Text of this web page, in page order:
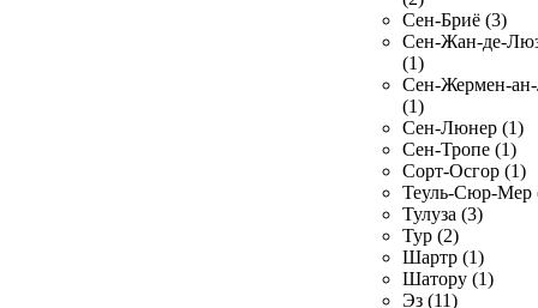
Сен-Бриё (3)
Сен-Жан-де-
(1)
Сен-Жермен-
(1)
Сен-Люнер (1)
Сен-Тропе (1)
Сорт-Осгор (1)
Теуль-Сюр-Мер
Тулуза (3)
Тур (2)
Шартр (1)
Шатору (1)
Эз (11)